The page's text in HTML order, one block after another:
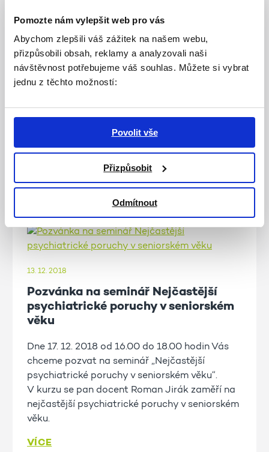
Pomozte nám vylepšit web pro vás
Abychom zlepšili váš zážitek na našem webu,
přizpůsobili obsah, reklamy a analyzovali naši
návštěvnost potřebujeme váš souhlas. Můžete si vybrat
jednu z těchto možností:
Povolit vše
Přizpůsobit
Odmítnout
geriatrické křehkosti
Rádi bychom Vás dne 18. 12. 2018 pozvali na
bezplatný odborný seminář Syndrom
Zdeněk Kalvach. Na semináři se dozvíte
podrobnější informace o klinicky významném
13. 12. 2018
Pozvánka na seminář Nejčastější
psychiatrické poruchy v seniorském
věku
Dne 17. 12. 2018 od 16.00 do 18.00 hodin Vás
chceme pozvat na seminář „Nejčastější
psychiatrické poruchy v seniorském věku“.
V kurzu se pan docent Roman Jirák zaměří na
nejčastější psychiatrické poruchy v seniorském
věku.
VÍCE